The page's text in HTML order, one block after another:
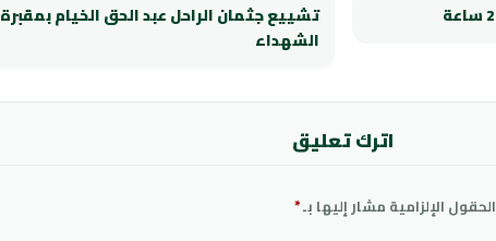
تشييع جثمان الراحل عبد الحق الخيام بمقبرة
الشهداء
اترك تعليق
الحقول الإلزامية مشار إليها بـ*